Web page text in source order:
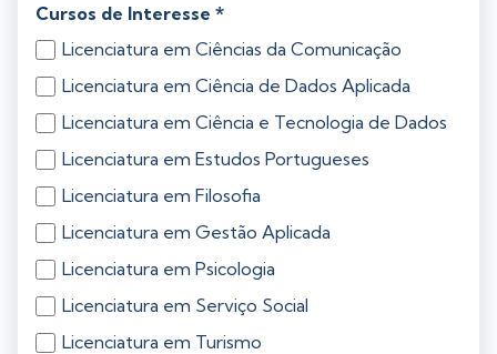
Cursos de Interesse *
Licenciatura em Ciências da Comunicação
Licenciatura em Ciência de Dados Aplicada
Licenciatura em Ciência e Tecnologia de Dados
Licenciatura em Estudos Portugueses
Licenciatura em Filosofia
Licenciatura em Gestão Aplicada
Licenciatura em Psicologia
Licenciatura em Serviço Social
Licenciatura em Turismo